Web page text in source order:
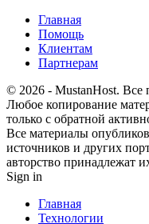
Главная
Помощь
Клиентам
Партнерам
© 2026 - MustanHost. Все
Любое копирование
только с обратной
Все материалы
источников и других
авторство принадлежат
Sign in
Главная
Технологии